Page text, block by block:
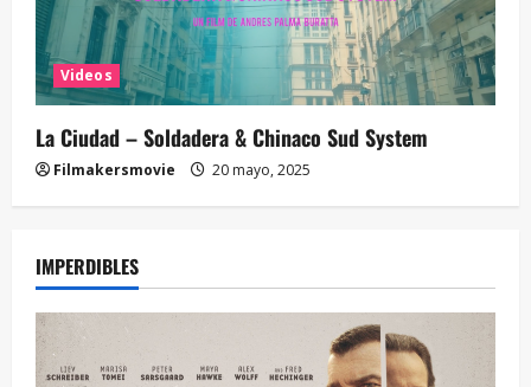
Videos
La Ciudad – Soldadera & Chinaco Sud System
Filmakersmovie 20 mayo, 2025
IMPERDIBLES